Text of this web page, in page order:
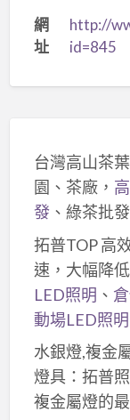
網
址
http://
id=845
台灣高山茶
園、茶廠，
發、綠茶批
拓普TOP 高
速，大幅降
LED照明 、
動場LED照明
水銀燈,複金
燈具：拓普
複金屬燈的